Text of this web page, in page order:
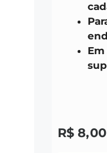
R$ 8,00